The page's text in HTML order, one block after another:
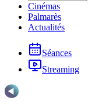
Cinémas
Palmarès
Actualités
Séances
Streaming